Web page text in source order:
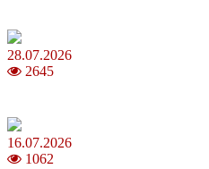
28.07.2026
2645
16.07.2026
1062